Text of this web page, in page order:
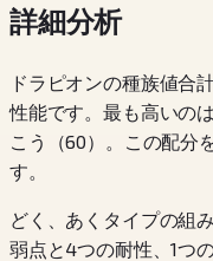
詳細分析
ドラピオンの種族値合
性能です。最も高いの
こう（60）。この配分
す。
どく、あくタイプの組
弱点と4つの耐性、1つ